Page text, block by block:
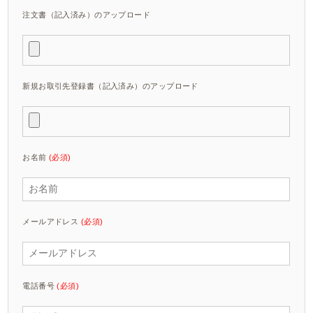
注文書（記入済み）のアップロード
新規お取引先登録書（記入済み）のアップロード
お名前 (必須)
メールアドレス (必須)
電話番号(必須)